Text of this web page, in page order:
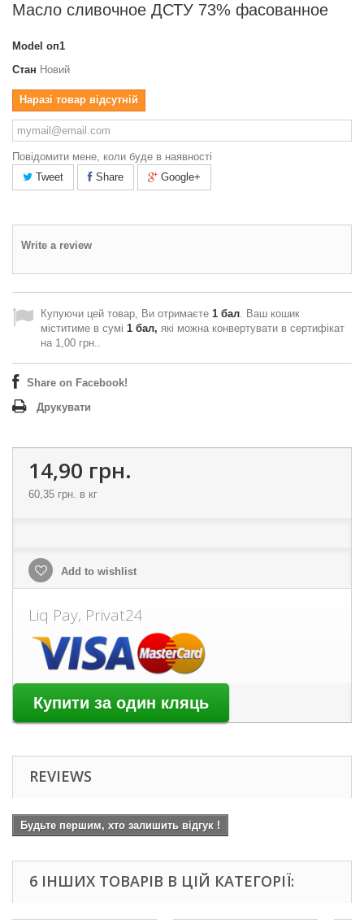
Масло сливочное ДСТУ 73% фасованное
Model оп1
Стан Новий
Наразі товар відсутній
Повідомити мене, коли буде в наявності
Tweet
Share Google+
Write a review
Купуючи цей товар, Ви отримаєте 1 бал. Ваш кошик
міститиме в сумі 1 бал, які можна конвертувати в сертифікат
на 1,00 грн..
Share on Facebook!
Друкувати
14,90 грн.
60,35 грн. в кг
Add to wishlist
Liq Pay, Privat24
REVIEWS
Будьте першим, хто залишить відгук !
6 ІНШИХ ТОВАРІВ В ЦІЙ КАТЕГОРІЇ: